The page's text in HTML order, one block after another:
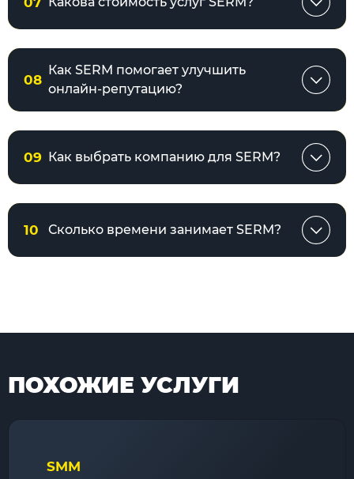
08
Как SERM помогает улучшить
онлайн-репутацию?
09 Как выбрать компанию для SERM?
10 Сколько времени занимает SERM?
ПОХОЖИЕ УСЛУГИ
SMM